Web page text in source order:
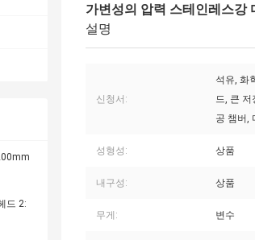
드 2:
가변성의 압력 스테인레스강
설명
신청서:
석유, 화
드, 큰 저
공 챔버,
성형성: 상품
내구성: 상품
무게: 변수